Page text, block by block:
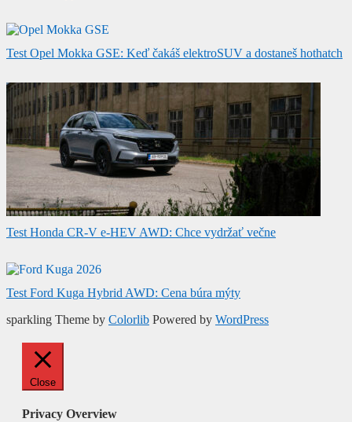
Test Opel Mokka GSE: Keď čakáš elektroSUV a dostaneš hothatch
Test Honda CR-V e-HEV AWD: Chce vydržať večne
Test Ford Kuga Hybrid AWD: Cena búra mýty
sparkling Theme by Colorlib Powered by WordPress
Close
Privacy Overview